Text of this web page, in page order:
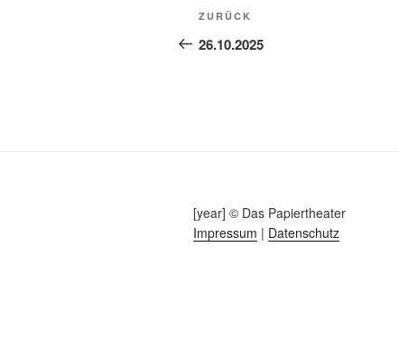
Beitragsnavigation
Vorheriger
Beitrag
ZURÜCK
26.10.2025
[year] © Das Papiertheater
Impressum | Datenschutz